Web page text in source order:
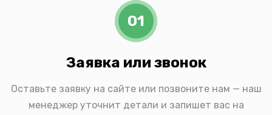
01
Заявка или звонок
Оставьте заявку на сайте или позвоните нам — наш
менеджер уточнит детали и запишет вас на